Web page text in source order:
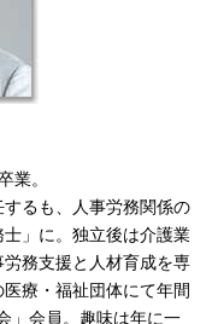
業。
るも、人事労務関係の
」に。独立後は介護業
務支援と人材育成を専
療・福祉団体にて年間
」会員。趣味は年に一